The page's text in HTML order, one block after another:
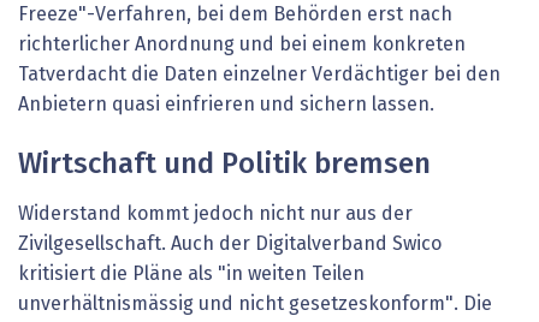
Freeze"-Verfahren, bei dem Behörden erst nach
richterlicher Anordnung und bei einem konkreten
Tatverdacht die Daten einzelner Verdächtiger bei den
Anbietern quasi einfrieren und sichern lassen.
Wirtschaft und Politik bremsen
Widerstand kommt jedoch nicht nur aus der
Zivilgesellschaft. Auch der Digitalverband Swico
kritisiert die Pläne als "in weiten Teilen
unverhältnismässig und nicht gesetzeskonform". Die